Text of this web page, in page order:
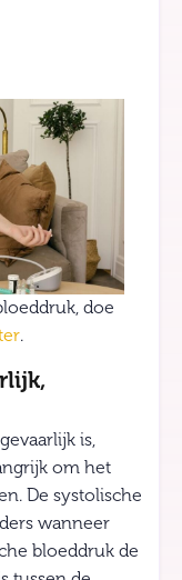
doe
.
is,
om het
De systolische
wanneer
bloeddruk de